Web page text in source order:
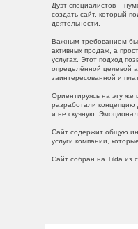
Дуэт специалистов –
создать сайт, который
деятельности.
Важным требованием
активных продаж, а
услугах. Этот подход
определённой целевой
заинтересованной и
Ориентируясь на эту
разработали концепцию
и не скучную.
Сайт содержит общую
услуги компании,
Сайт собран на Tilda из